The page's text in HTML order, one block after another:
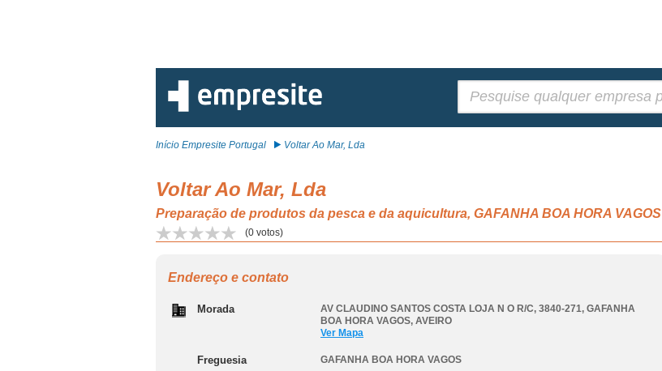
Início Empresite Portugal Voltar Ao Mar, Lda
Voltar Ao Mar, Lda
Preparação de produtos da pesca e da aquicultura, GAFANHA BOA HORA VAGOS
(0 votos)
Endereço e contato
Morada AV CLAUDINO SANTOS COSTA LOJA N O R/C, 3840-271, GAFANHA
BOA HORA VAGOS, AVEIRO
Ver Mapa
Freguesia GAFANHA BOA HORA VAGOS